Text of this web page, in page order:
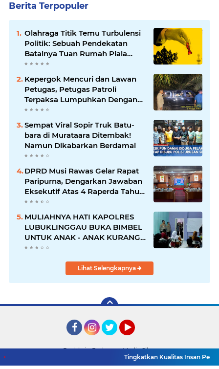
Berita Terpopuler
Olahraga Titik Temu Turbulensi
Politik: Sebuah Pendekatan
Batalnya Tuan Rumah Piala
Dunia U-20
Kepergok Mencuri dan Lawan
Petugas, Petugas Patroli
Terpaksa Lumpuhkan Dengan
Peluru Karet
Sempat Viral Sopir Truk Batu-
bara di Murataara Ditembak!
Namun Dikabarkan Berdamai
DPRD Musi Rawas Gelar Rapat
Paripurna, Dengarkan Jawaban
Eksekutif Atas 4 Raperda Tahun
2026
MULIAHNYA HATI KAPOLRES
LUBUKLINGGAU BUKA BIMBEL
UNTUK ANAK - ANAK KURANG
MAMPU
Lihat Selengkapnya
Redaksi
Pedoman Media Siber
Tingkatkan Kualitas Insan Pers,
2026 Detik TV Sumsel